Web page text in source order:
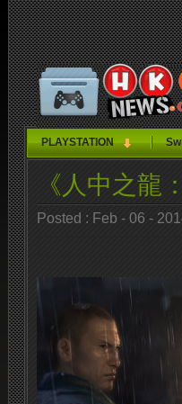
PLAYSTATION
《人中之龍
Posted : Feb - 06 -